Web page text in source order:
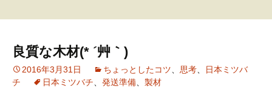
良質な木材(* ´艸｀)
2016年3月31日 ちょっとしたコツ 思考
日本ミツバ
チ
日本ミツバチ 発送準備 製材